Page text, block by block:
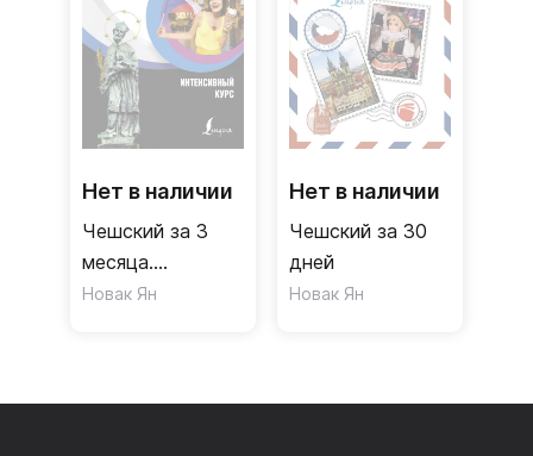
Нет в наличии
Чешский за 3
месяца.
Интенсивный
Новак Ян
Нет в наличии
Чешский за 30
дней
Новак Ян